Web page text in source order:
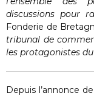
discussions pour
Fonderie de
tribunal de
les protagonistes du
Depuis l’annonce